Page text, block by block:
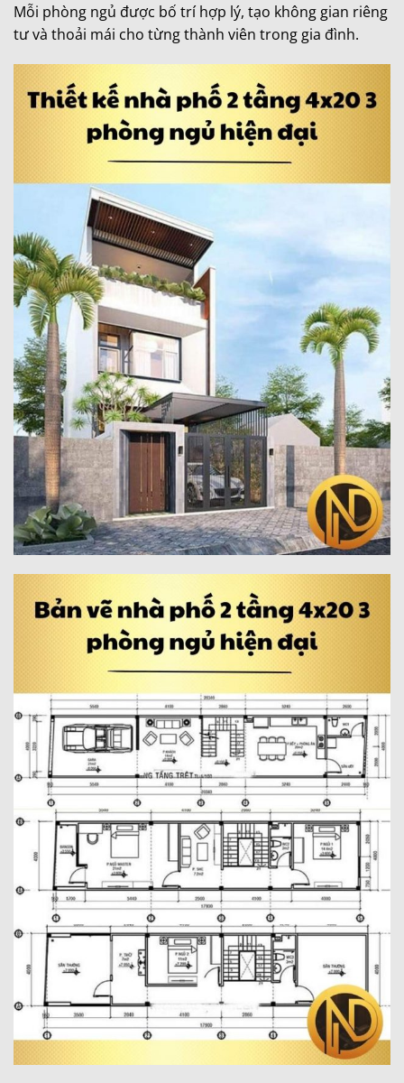
Mỗi phòng ngủ được bố trí hợp lý, tạo không gian riêng
tư và thoải mái cho từng thành viên trong gia đình.